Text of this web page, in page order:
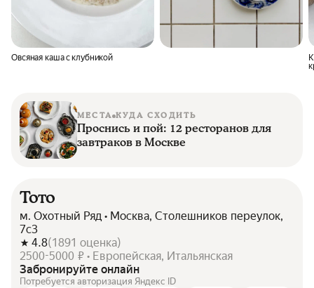
Овсяная каша с клубникой
МЕСТА КУДА СХОДИТЬ
Проснись и пой: 12 ресторанов для
завтраков в Москве
Тото
м. Охотный Ряд • Москва, Столешников переулок,
7с3
4.8(1891 оценка)
2500-5000 ₽ • Европейская, Итальянская
Забронируйте онлайн
Потребуется авторизация Яндекс ID